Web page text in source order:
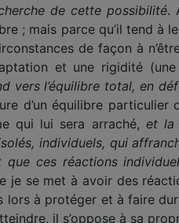
de cette possibilité.
; mais parce qu’il tend à
de façon à
et une rigidité
vers l’équilibre total, en
d’un équilibre
qui lui sera arraché, et la
individuels, qui
que ces réactions
je se met à avoir des
lors à protéger et à faire
il s’oppose à sa